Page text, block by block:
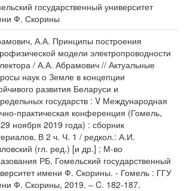
государственный университет
Ф. Скорины
А.А. Принципы построения
модели электропроводности
/ А.А. Абрамович // Актуальные
наук о Земле в концепции
развития Беларуси и
государств : V Международная
практическая конференция (Гомель,
ноября 2019 года) : сборник
В 2 ч. Ч. 1 / редкол.: А.И.
(гл. ред.) [и др.] ; М-во
РБ, Гомельский государственный
имени Ф. Скорины. - Гомель : ГГУ
Ф. Скорины, 2019. – C. 182-187.